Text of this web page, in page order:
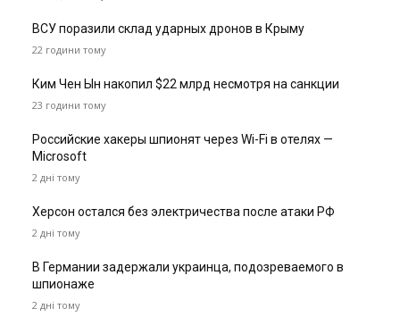
ВСУ поразили склад ударных дронов в Крыму
22 години тому
Ким Чен Ын накопил $22 млрд несмотря на санкции
23 години тому
Российские хакеры шпионят через Wi-Fi в отелях —
Microsoft
2 дні тому
Херсон остался без электричества после атаки РФ
2 дні тому
В Германии задержали украинца, подозреваемого в
шпионаже
2 дні тому